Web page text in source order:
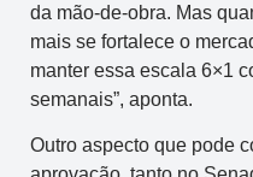
da mão-de-obra. Mas
mais se fortalece o
manter essa escala 6×1
semanais”, aponta.
Outro aspecto que pode